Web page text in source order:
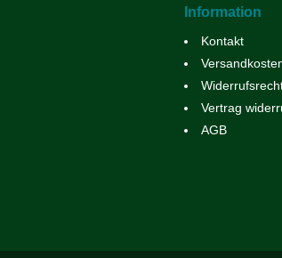
Information
Kontakt
Vertrag
AGB